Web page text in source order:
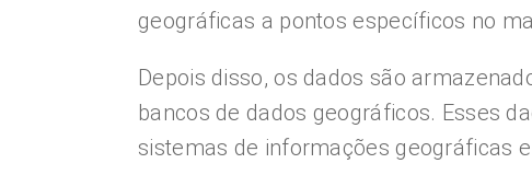
geográficas a pontos específicos no
Depois disso, os dados são
bancos de dados geográficos. Esses
sistemas de informações geográficas